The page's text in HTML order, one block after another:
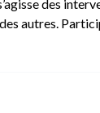
des
autres.